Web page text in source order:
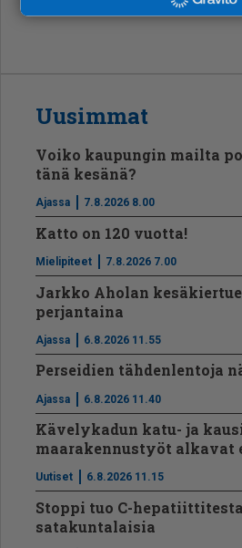
Uusimmat
Voiko kaupungin mailta
tänä kesänä?
Ajassa 7.8.2026 8.00
Katto on 120 vuotta!
Mielipiteet 7.8.2026 7.00
Jarkko Aholan
perjantaina
Ajassa 6.8.2026 11.55
Perseidien tähdenlentoja
Ajassa 6.8.2026 11.40
Kävelykadun katu- ja
maarakennustyöt alkavat
Uutiset 6.8.2026 11.15
Stoppi tuo C-
satakuntalaisia